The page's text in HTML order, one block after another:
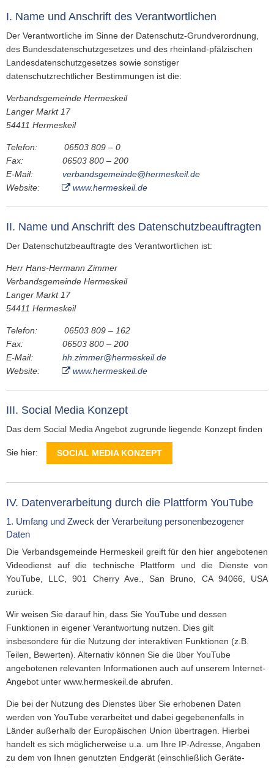
ELEKTRONISCHE KOMMUNIKATION
ELEKTRONISCHE RECHNUNGEN
WASSERVERSORGUNG
ABWASSERBESEITIGUNG
ZÄHLERSTAND
SHOP
MEDIA
I. Name und Anschrift des Verantwortlichen
Der Verantwortliche im Sinne der Datenschutz-Grundverordnung,
des Bundesdatenschutzgesetzes und des rheinland-pfälzischen
Landesdatenschutzgesetzes sowie sonstiger
datenschutzrechtlicher Bestimmungen ist die:
Verbandsgemeinde Hermeskeil
Langer Markt 17
54411 Hermeskeil
Telefon: 06503 809 – 0
Fax: 06503 800 – 200
E-Mail: verbandsgemeinde@hermeskeil.de
Website:
www.hermeskeil.de
II. Name und Anschrift des Datenschutzbeauftragten
Der Datenschutzbeauftragte des Verantwortlichen ist:
Herr Hans-Hermann Zimmer
Verbandsgemeinde Hermeskeil
Langer Markt 17
54411 Hermeskeil
Telefon: 06503 809 – 162
Fax: 06503 800 – 200
E-Mail: hh.zimmer@hermeskeil.de
Website:
www.hermeskeil.de
III. Social Media Konzept
Das dem Social Media Angebot zugrunde liegende Konzept finden
Sie hier: SOCIAL MEDIA KONZEPT
IV. Datenverarbeitung durch die Plattform YouTube
1. Umfang und Zweck der Verarbeitung personenbezogener
Daten
Die Verbandsgemeinde Hermeskeil greift für den hier angebotenen
Videodienst auf die technische Plattform und die Dienste von
YouTube, LLC, 901 Cherry Ave., San Bruno, CA 94066, USA
zurück.
Wir weisen Sie darauf hin, dass Sie YouTube und dessen
Funktionen in eigener Verantwortung nutzen. Dies gilt
insbesondere für die Nutzung der interaktiven Funktionen (z.B.
Teilen, Bewerten). Alternativ können Sie die über YouTube
angebotenen relevanten Informationen auch auf unserem Internet-
Angebot unter www.hermeskeil.de abrufen.
Die bei der Nutzung des Dienstes über Sie erhobenen Daten
werden von YouTube verarbeitet und dabei gegebenenfalls in
Länder außerhalb der Europäischen Union übertragen. Hierbei
handelt es sich möglicherweise u.a. um Ihre IP-Adresse, Angaben
zu dem von Ihnen genutzten Endgerät (einschließlich Geräte-